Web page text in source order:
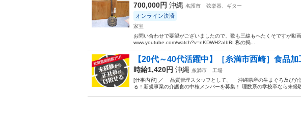
700,000円 沖縄 名護市 弦楽器、ギター
オンライン決済
家宝
お問い合わせで要望がございましたので、歌も三線もへたくそですが
www.youtube.com/watch?v=nKDWH2aIbBI 私の掲...
【20代～40代活躍中】［糸満市西崎］食品
時給1,420円 沖縄 糸満市
工場
[仕事内容] ／ 品質管理スタッフとして、 沖縄県産の生まぐろ及び介
る！新規事業の介護食の中核メンバーを募集！ 理数系の学校卒なら未経